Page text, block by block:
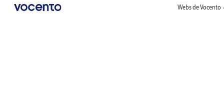
Webs de Vocento